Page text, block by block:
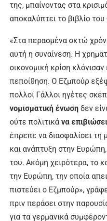
της, μπαίνοντας στα
αποκαλύπτει το βιβλίο
«Στα περασμένα οκτώ
αυτή η συναίνεση. Η
οικονομική κρίση
πεποίθηση. Ο Εζμπούρ
πολλοί Γάλλοι ηγέτες
νομισματική ένωση δεν
ούτε πολιτικά να επιβιώσει
έπρεπε να διασφαλίσει
και ανάπτυξη στην
του. Ακόμη χειρότερα, το
την Ευρώπη, την οποία
πιστεύει ο Εζμπούρ»,
πριν περάσει στην
για τα γερμανικά